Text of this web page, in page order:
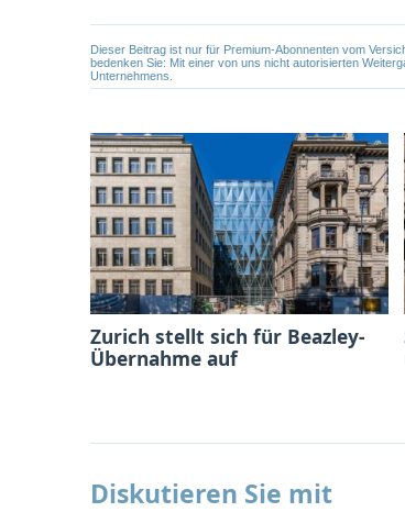
Dieser Beitrag ist nur für Premium-Abonnenten vom
bedenken Sie: Mit einer von uns nicht autorisierten
Unternehmens.
Zurich stellt sich für Beazley-
Übernahme auf
Diskutieren Sie mit